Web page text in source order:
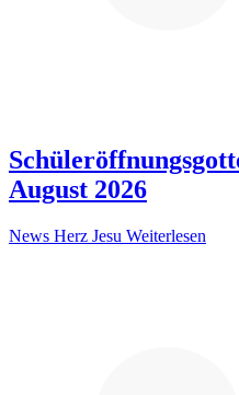
August 2026
News Herz Jesu Weiterlesen